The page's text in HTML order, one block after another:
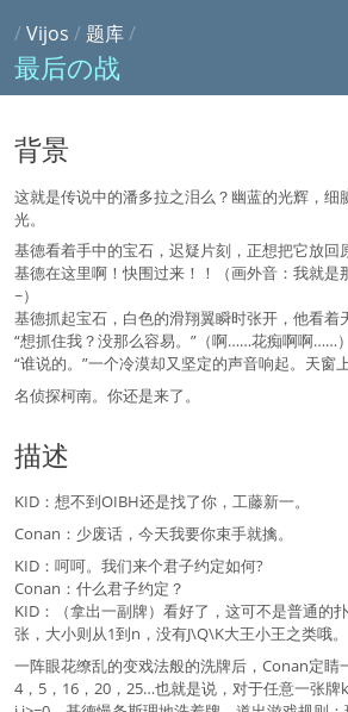
/Vijos / 题库/
最后の战
背景
这就是传说中的潘多拉之泪么？幽蓝的光辉，细
光。
基德看着手中的宝石，迟疑片刻，正想把它放回
基德在这里啊！快围过来！！（画外音：我就是
~）
基德抓起宝石，白色的滑翔翼瞬时张开，他看着
“想抓住我？没那么容易。”（啊……花痴啊啊……）
“谁说的。”一个冷漠却又坚定的声音响起。天窗
名侦探柯南。你还是来了。
描述
KID：想不到OIBH还是找了你，工藤新一。
Conan：少废话，今天我要你束手就擒。
KID：呵呵。我们来个君子约定如何?
Conan：什么君子约定？
KID：（拿出一副牌）看好了，这可不是普通的
张，大小则从1到n，没有J\Q\K大王小王之类哦。
一阵眼花缭乱的变戏法般的洗牌后，Conan定睛
4，5，16，20，25…也就是说，对于任意一张